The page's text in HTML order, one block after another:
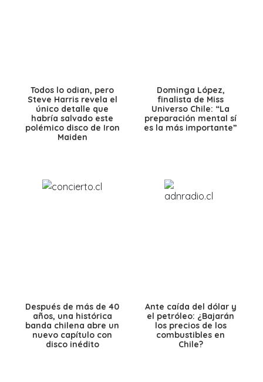
Todos lo odian, pero
Steve Harris revela el
único detalle que
habría salvado este
polémico disco de Iron
Maiden
Dominga López,
finalista de Miss
Universo Chile: “La
preparación mental sí
es la más importante”
Después de más de 40
años, una histórica
banda chilena abre un
nuevo capítulo con
disco inédito
Ante caída del dólar y
el petróleo: ¿Bajarán
los precios de los
combustibles en
Chile?